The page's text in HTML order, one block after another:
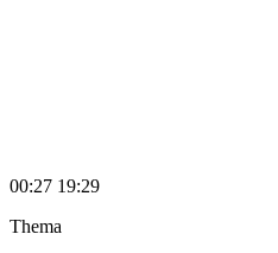
00:27 19:29
Thema